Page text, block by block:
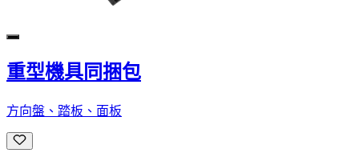
重型機具同捆包
方向盤、踏板、面板